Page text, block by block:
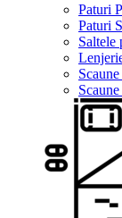
Paturi
Paturi
Saltele